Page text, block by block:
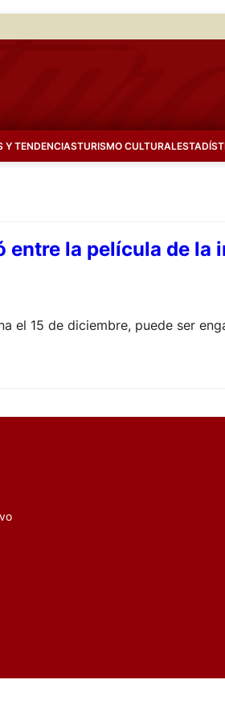
Y TENDENCIASTURISMO CULTURAL
entre la película de
el 15 de diciembre, puede ser